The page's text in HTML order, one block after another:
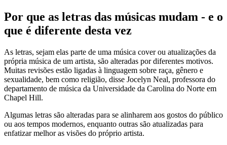
Por que as letras das músicas mudam - e o
que é diferente desta vez
As letras, sejam elas parte de uma música cover ou atualizações da
própria música de um artista, são alteradas por diferentes motivos.
Muitas revisões estão ligadas à linguagem sobre raça, gênero e
sexualidade, bem como religião, disse Jocelyn Neal, professora do
departamento de música da Universidade da Carolina do Norte em
Chapel Hill.
Algumas letras são alteradas para se alinharem aos gostos do público
ou aos tempos modernos, enquanto outras são atualizadas para
enfatizar melhor as visões do próprio artista.